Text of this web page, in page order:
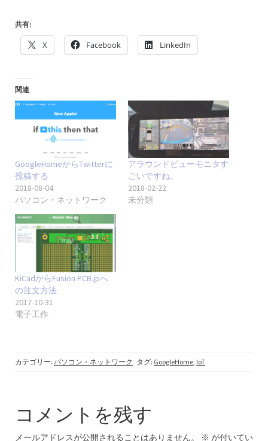
共有:
X Facebook LinkedIn
関連
GoogleHomeからTwitterに
投稿する
2018-08-04
パソコン・ネットワーク
アラウンドビューモニタす
ごいですね。
2018-02-22
未分類
KiCadからFusion PCB.jpへ
の注文方法
2017-10-31
電子工作
カテゴリー: パソコン・ネットワーク タグ: GoogleHome IoT
コメントを残す
メールアドレスが公開されることはありません。 ※ が付いてい